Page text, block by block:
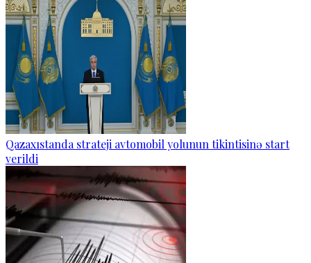
Qazaxıstanda strateji avtomobil yolunun tikintisinə start
verildi